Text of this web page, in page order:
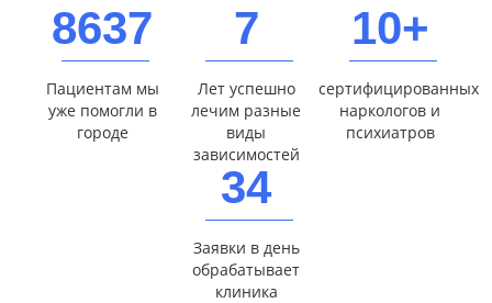
8637
Пациентам мы
уже помогли в
городе
7
Лет успешно
лечим разные
виды
зависимостей
10+
сертифицированных
наркологов и
психиатров
34
Заявки в день
обрабатывает
клиника